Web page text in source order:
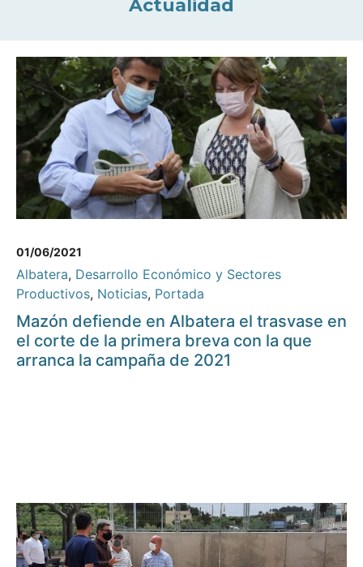
Actualidad
01/06/2021
Albatera, Desarrollo Económico y Sectores
Productivos, Noticias, Portada
Mazón defiende en Albatera el trasvase en
el corte de la primera breva con la que
arranca la campaña de 2021